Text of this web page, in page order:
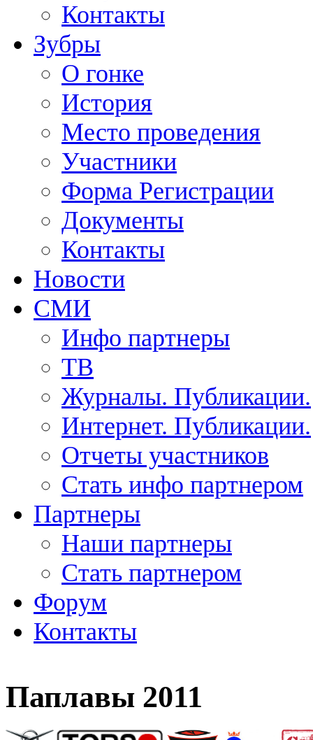
Контакты
Зубры
О гонке
История
Место проведения
Участники
Форма Регистрации
Документы
Контакты
Новости
СМИ
Инфо партнеры
ТВ
Журналы. Публикации.
Интернет. Публикации.
Отчеты участников
Стать инфо партнером
Партнеры
Наши партнеры
Стать партнером
Форум
Контакты
Паплавы 2011